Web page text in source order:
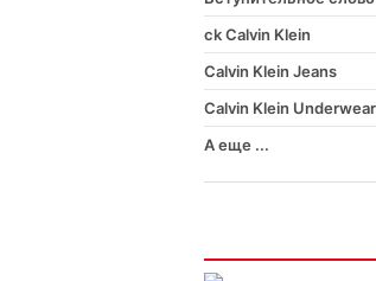
ck Calvin Klein
Calvin Klein Jeans
Calvin Klein Underwear
А еще ...